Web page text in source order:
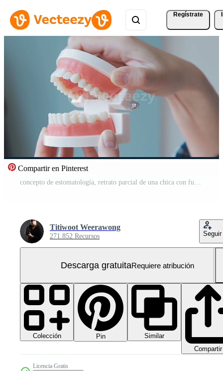
Regístrate
Compartir en Pinterest
concepto de estomatología, retrato parcial de una chica con fuertes dientes blancos mirando la cámara y sonriendo, con los dedos cerca de la cara. primer plano, de, mujer joven, en, dentista, estudio, adentro Vídeo Gratis
Titiwoot Weerawong
271.852 Recursos Seguir
Descarga gratuitaRequiere atribución
Colección Pin
Similar
Compartir
Licencia Gratis